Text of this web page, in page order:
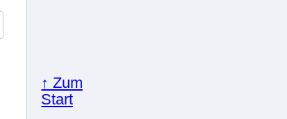
↑ Zum
Start